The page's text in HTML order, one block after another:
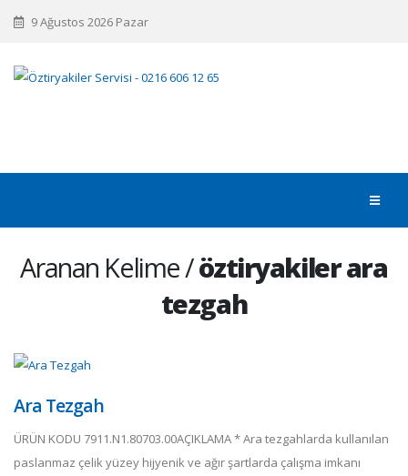
9 Ağustos 2026 Pazar
Aranan Kelime /öztiryakiler ara
tezgah
Ara Tezgah
ÜRÜN KODU 7911.N1.80703.00AÇIKLAMA * Ara tezgahlarda kullanılan
paslanmaz çelik yüzey hijyenik ve ağır şartlarda çalışma imkanı